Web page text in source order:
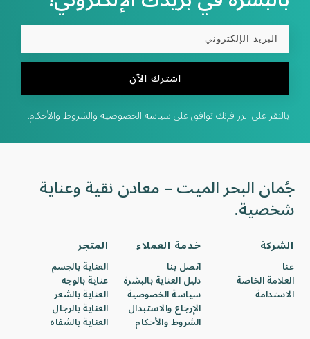
اشترك الآن
بالنقر على الزر فإنك توافق على سياسة الخصوصية والشروط والأحكام.
جُمان البحر الميت – معادن نقية وعناية
شخصية.
المتجر
العناية بالجسم
عناية بالوجه
العناية بالشعر
العناية بالرجال
العناية بالشفاه
خدمة العملاء
اتصل بنا
دليل العناية بالبشرة
سياسة الخصوصية
الإرجاع والاستبدال
الشروط والأحكام
الشركة
عنا
العلامة الخاصة
الاستدامة